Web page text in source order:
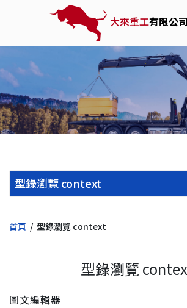
大來重工有限公司
型錄瀏覽 context
首頁 型錄瀏覽 context
型錄瀏覽
圖文編輯器